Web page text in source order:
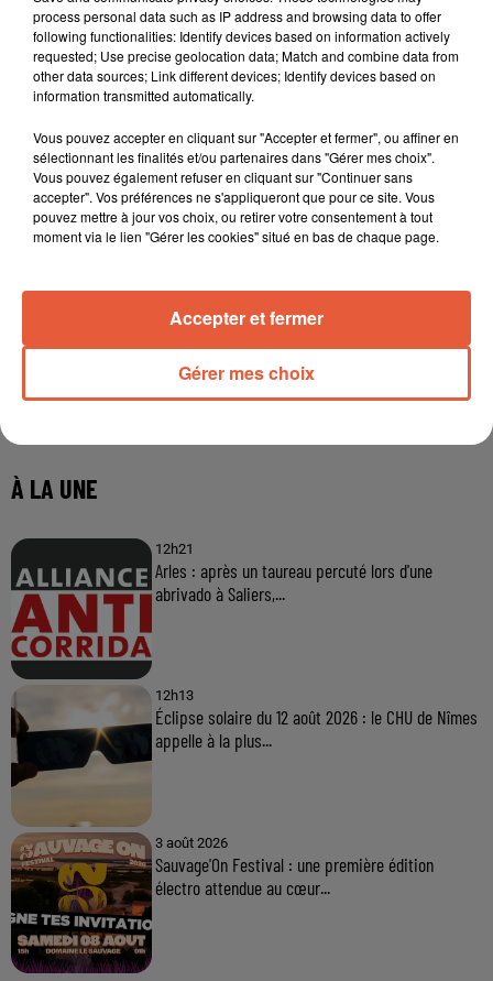
À LA UNE
12h21
Arles : après un taureau percuté lors d'une
abrivado à Saliers,...
12h13
Éclipse solaire du 12 août 2026 : le CHU de Nîmes
appelle à la plus...
3 août 2026
Sauvage'On Festival : une première édition
électro attendue au cœur...
process personal data such as IP address and browsing data to offer
following functionalities: Identify devices based on information actively
requested; Use precise geolocation data; Match and combine data from
other data sources; Link different devices; Identify devices based on
information transmitted automatically.
Vous pouvez accepter en cliquant sur "Accepter et fermer", ou affiner en
sélectionnant les finalités et/ou partenaires dans "Gérer mes choix".
Vous pouvez également refuser en cliquant sur "Continuer sans
accepter". Vos préférences ne s'appliqueront que pour ce site. Vous
pouvez mettre à jour vos choix, ou retirer votre consentement à tout
moment via le lien "Gérer les cookies" situé en bas de chaque page.
Gérer mes choix
Accepter et fermer